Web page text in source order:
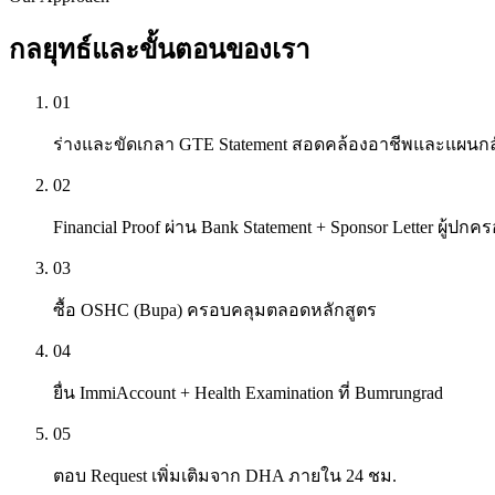
กลยุทธ์และขั้นตอนของเรา
01
ร่างและขัดเกลา GTE Statement สอดคล้องอาชีพและแผน
02
Financial Proof ผ่าน Bank Statement + Sponsor Letter ผู้ปกค
03
ซื้อ OSHC (Bupa) ครอบคลุมตลอดหลักสูตร
04
ยื่น ImmiAccount + Health Examination ที่ Bumrungrad
05
ตอบ Request เพิ่มเติมจาก DHA ภายใน 24 ชม.